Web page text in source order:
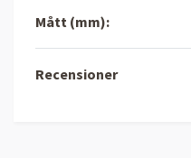
Mått (mm):
Recensioner